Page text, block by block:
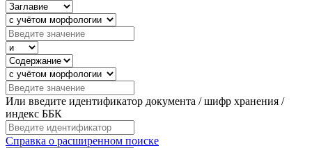
Или введите идентификатор документа / шифр хранения /
индекс ББК
Справка о расширенном поиске